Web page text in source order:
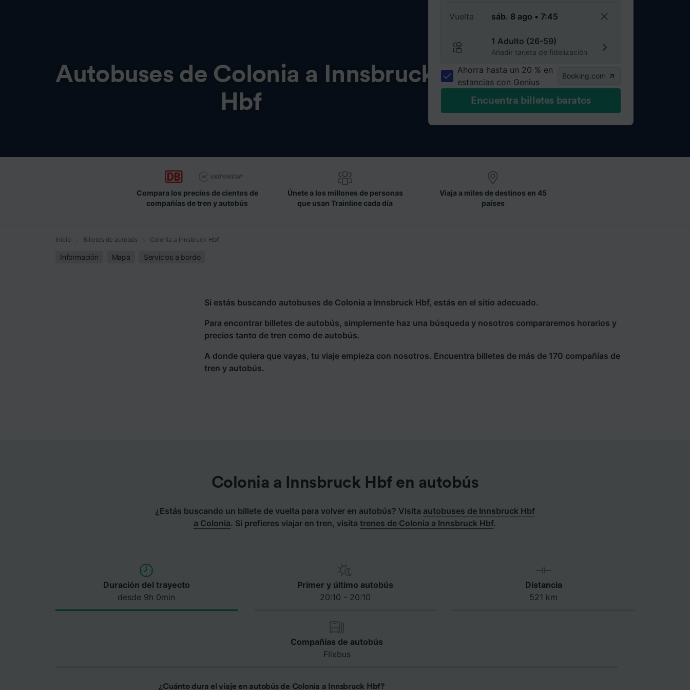
Autobuses de Colonia a Innsbruck
Hbf
Vuelta
1 Adulto (26-59)
Añadir tarjeta de fidelización
Ahorra hasta un 20 % en
estancias con Genius
Booking.com
Encuentra billetes baratos
Compara los precios de cientos de
compañías de tren y autobús
Únete a los millones de personas
que usan Trainline cada día
Viaja a miles de destinos en 45
países
Inicio Billetes de autobús Colonia a Innsbruck Hbf
Información Mapa Servicios a bordo
Si estás buscando autobuses de Colonia a Innsbruck Hbf, estás en el sitio adecuado.
Para encontrar billetes de autobús, simplemente haz una búsqueda y nosotros compararemos horarios y
precios tanto de tren como de autobús.
A donde quiera que vayas, tu viaje empieza con nosotros. Encuentra billetes de más de 170 compañías de
tren y autobús.
Colonia a Innsbruck Hbf en autobús
¿Estás buscando un billete de vuelta para volver en autobús? Visita autobuses de Innsbruck Hbf
a Colonia. Si prefieres viajar en tren, visitatrenes de Colonia a Innsbruck Hbf.
Duración del trayecto
desde 9h 0min
Primer y último autobús
20:10 - 20:10
Distancia
521 km
Compañías de autobús
Flixbus
¿Cuánto dura el viaje en autobús de Colonia a Innsbruck Hbf?